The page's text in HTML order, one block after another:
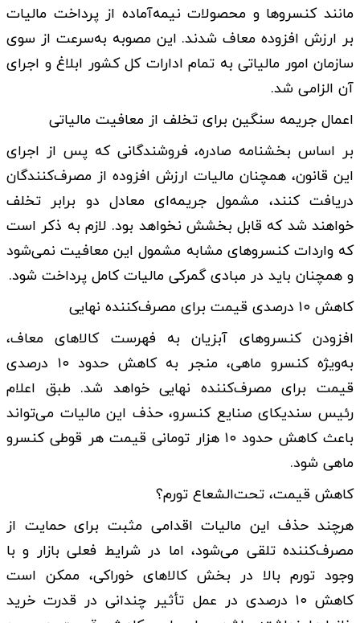
مانند کنسرو‌ها و محصولات نیمه‌آماده از پرداخت مالیات
بر ارزش افزوده معاف شدند. این مصوبه به‌سرعت از سوی
سازمان امور مالیاتی به تمام ادارات کل کشور ابلاغ و اجرای
آن الزامی شد.
اعمال جریمه سنگین برای تخلف از معافیت مالیاتی
بر اساس بخشنامه صادره، فروشندگانی که پس از اجرای
این قانون، همچنان مالیات ارزش افزوده از مصرف‌کنندگان
دریافت کنند، مشمول جریمه‌ای معادل دو برابر تخلف
خواهند شد که قابل بخشش نخواهد بود. لازم به ذکر است
که واردات کنسرو‌های مشابه مشمول این معافیت نمی‌شود
و همچنان باید در مبادی گمرکی مالیات کامل پرداخت شود.
کاهش ۱۰ درصدی قیمت برای مصرف‌کننده نهایی
افزودن کنسرو‌های آبزیان به فهرست کالا‌های معاف،
به‌ویژه کنسرو ماهی، منجر به کاهش حدود ۱۰ درصدی
قیمت برای مصرف‌کننده نهایی خواهد شد. طبق اعلام
رئیس سندیکای صنایع کنسرو، حذف این مالیات می‌تواند
باعث کاهش حدود ۱۰ هزار تومانی قیمت هر قوطی کنسرو
ماهی شود.
کاهش قیمت، تحت‌الشعاع تورم؟
هرچند حذف این مالیات اقدامی مثبت برای حمایت از
مصرف‌کننده تلقی می‌شود، اما در شرایط فعلی بازار و با
وجود تورم بالا در بخش کالا‌های خوراکی، ممکن است
کاهش ۱۰ درصدی در عمل تأثیر چندانی در قدرت خرید